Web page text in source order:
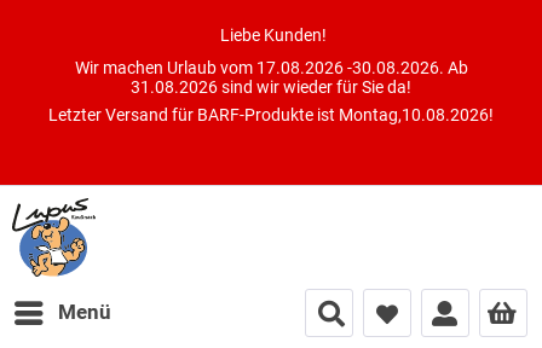
Liebe Kunden!
Wir machen Urlaub vom 17.08.2026 -30.08.2026. Ab
31.08.2026 sind wir wieder für Sie da!
Letzter Versand für BARF-Produkte ist Montag,10.08.2026!
Menü